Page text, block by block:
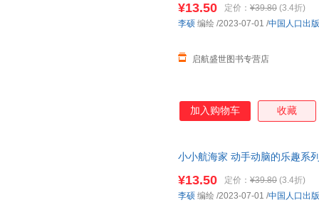
¥13.50 定价： ¥39.80 (3.4折)
启航盛世图书专营店
李硕 编绘 /2023-07-01 /中国人口出
加入购物车 收藏
小小航海家 动手动脑的乐趣系
¥13.50 定价： ¥39.80 (3.4折)
李硕 编绘 /2023-07-01 /中国人口出